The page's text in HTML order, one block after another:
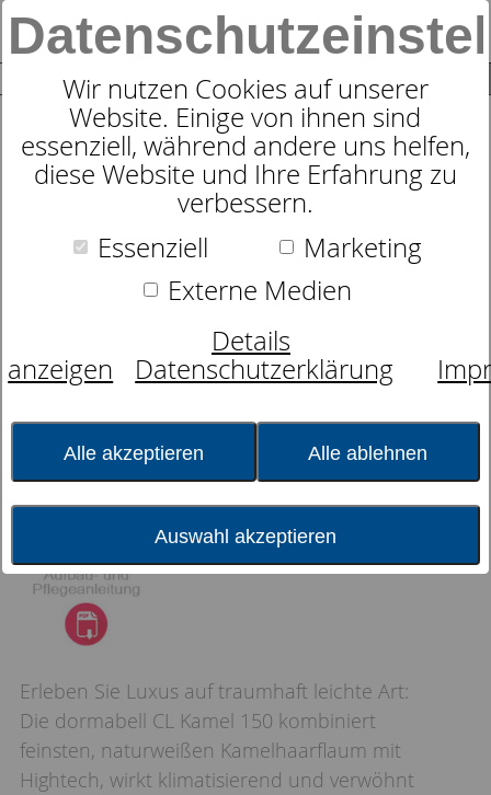
Wir nutzen Cookies auf unserer
Website. Einige von ihnen sind
essenziell, während andere uns helfen,
diese Website und Ihre Erfahrung zu
verbessern.
Essenziell
Marketing
Externe Medien
Details
anzeigen
Datenschutzerklärung
Alle akzeptieren Alle ablehnen
Auswahl akzeptieren
0
Zudecke
dormabell CL Kamel 150
Erleben Sie Luxus auf traumhaft leichte Art:
Die dormabell CL Kamel 150 kombiniert
feinsten, naturweißen Kamelhaarflaum mit
Hightech, wirkt klimatisierend und verwöhnt